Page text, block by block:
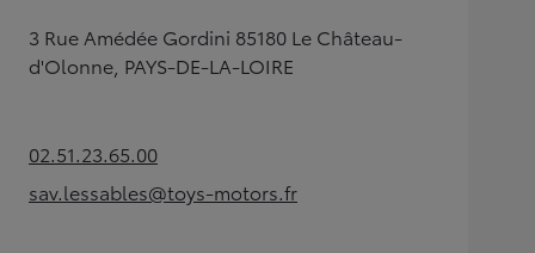
3 Rue Amédée Gordini 85180 Le Château-
d'Olonne, PAYS-DE-LA-LOIRE
02.51.23.65.00(Opens in new tab)
sav.lessables@toys-motors.fr
(Opens in new tab)